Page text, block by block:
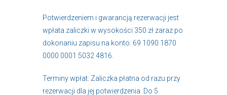
Potwierdzeniem i gwarancją rezerwacji jest
wpłata zaliczki w wysokości 350 zł zaraz po
dokonaniu zapisu na konto: 69 1090 1870
0000 0001 5032 4816.
Terminy wpłat: Zaliczka płatna od razu przy
rezerwacji dla jej potwierdzenia. Do 5